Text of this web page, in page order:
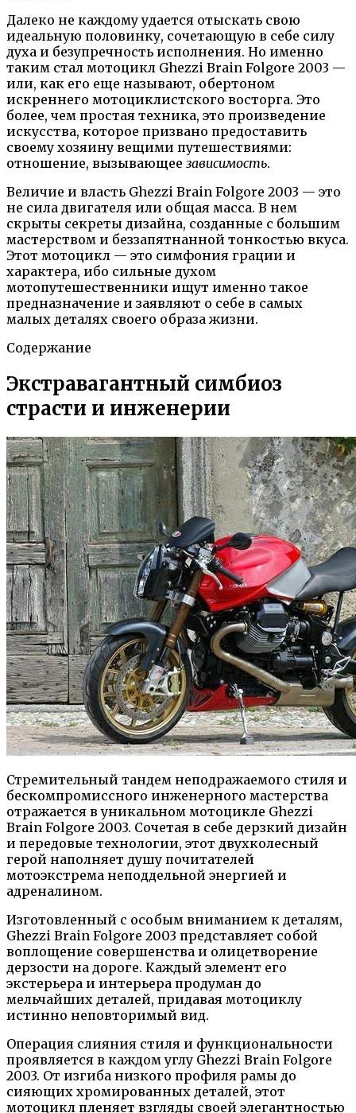
Далеко не каждому удается отыскать свою
идеальную половинку, сочетающую в себе силу
духа и безупречность исполнения. Но именно
таким стал мотоцикл Ghezzi Brain Folgore 2003 —
или, как его еще называют, обертоном
искреннего мотоциклистского восторга. Это
более, чем простая техника, это произведение
искусства, которое призвано предоставить
своему хозяину вещими путешествиями:
отношение, вызывающее зависимость.
Величие и власть Ghezzi Brain Folgore 2003 — это
не сила двигателя или общая масса. В нем
скрыты секреты дизайна, созданные с большим
мастерством и беззапятнанной тонкостью вкуса.
Этот мотоцикл — это симфония грации и
характера, ибо сильные духом
мотопутешественники ищут именно такое
предназначение и заявляют о себе в самых
малых деталях своего образа жизни.
Содержание
Экстравагантный симбиоз
страсти и инженерии
Стремительный тандем неподражаемого стиля и
бескомпромиссного инженерного мастерства
отражается в уникальном мотоцикле Ghezzi
Brain Folgore 2003. Сочетая в себе дерзкий дизайн
и передовые технологии, этот двухколесный
герой наполняет душу почитателей
мотоэкстрема неподдельной энергией и
адреналином.
Изготовленный с особым вниманием к деталям,
Ghezzi Brain Folgore 2003 представляет собой
воплощение совершенства и олицетворение
дерзости на дороге. Каждый элемент его
экстерьера и интерьера продуман до
мельчайших деталей, придавая мотоциклу
истинно неповторимый вид.
Операция слияния стиля и функциональности
проявляется в каждом углу Ghezzi Brain Folgore
2003. От изгиба низкого профиля рамы до
сияющих хромированных деталей, этот
мотоцикл пленяет взгляды своей элегантностью